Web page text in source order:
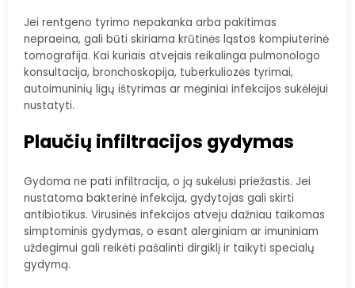
Jei rentgeno tyrimo nepakanka arba pakitimas
nepraeina, gali būti skiriama krūtinės ląstos kompiuterinė
tomografija. Kai kuriais atvejais reikalinga pulmonologo
konsultacija, bronchoskopija, tuberkuliozės tyrimai,
autoimuninių ligų ištyrimas ar mėginiai infekcijos sukėlėjui
nustatyti.
Plaučių infiltracijos gydymas
Gydoma ne pati infiltracija, o ją sukėlusi priežastis. Jei
nustatoma bakterinė infekcija, gydytojas gali skirti
antibiotikus. Virusinės infekcijos atveju dažniau taikomas
simptominis gydymas, o esant alerginiam ar imuniniam
uždegimui gali reikėti pašalinti dirgiklį ir taikyti specialų
gydymą.